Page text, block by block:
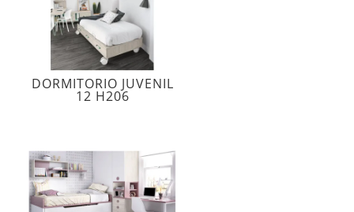
DORMITORIO JUVENIL
12 H206